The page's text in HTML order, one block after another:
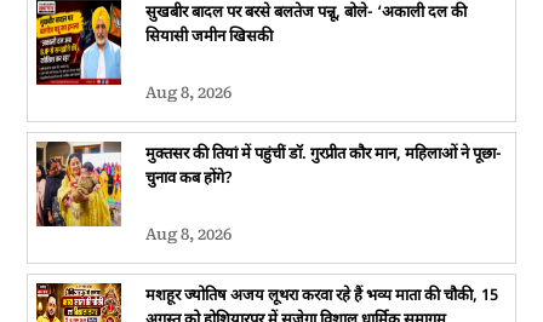
सुखबीर बादल पर बरसे बलतेज पन्नू, बोले- ‘अकाली दल की
सियासी जमीन खिसकी
Aug 8, 2026
मुक्तसर की तियां में पहुंचीं डॉ. गुरप्रीत कौर मान, महिलाओं ने पूछा-
चुनाव कब होंगे?
Aug 8, 2026
मशहूर ज्योतिष अजय लूथरा करवा रहे हैं भव्य माता की चौकी, 15